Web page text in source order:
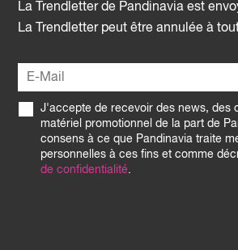
La Trendletter de Pandinavia est
La Trendletter peut être annulée à
J'accepte de recevoir des news, des
matériel promotionnel de la part de
consens à ce que Pandinavia traite
personnelles à ces fins et comme
de confidentialité.